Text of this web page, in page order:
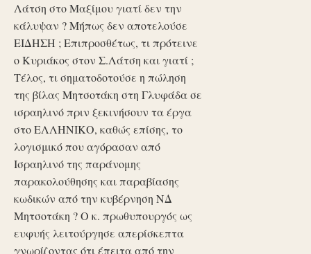
Λάτση στο Μαξίμου γιατί δεν την
κάλυψαν ? Μήπως δεν αποτελούσε
ΕΙΔΗΣΗ ; Επιπροσθέτως, τι πρότεινε
ο Κυριάκος στον Σ.Λάτση και γιατί ;
Τέλος, τι σηματοδοτούσε η πώληση
της βίλας Μητσοτάκη στη Γλυφάδα σε
ισραηλινό πριν ξεκινήσουν τα έργα
στο ΕΛΛΗΝΙΚΟ, καθώς επίσης, το
λογισμικό που αγόρασαν από
Ισραηλινό της παράνομης
παρακολούθησης και παραβίασης
κωδικών από την κυβέρνηση ΝΔ
Μητσοτάκη ? Ο κ. πρωθυπουργός ως
ευφυής λειτούργησε απερίσκεπτα
γνωρίζοντας ότι έπειτα από την